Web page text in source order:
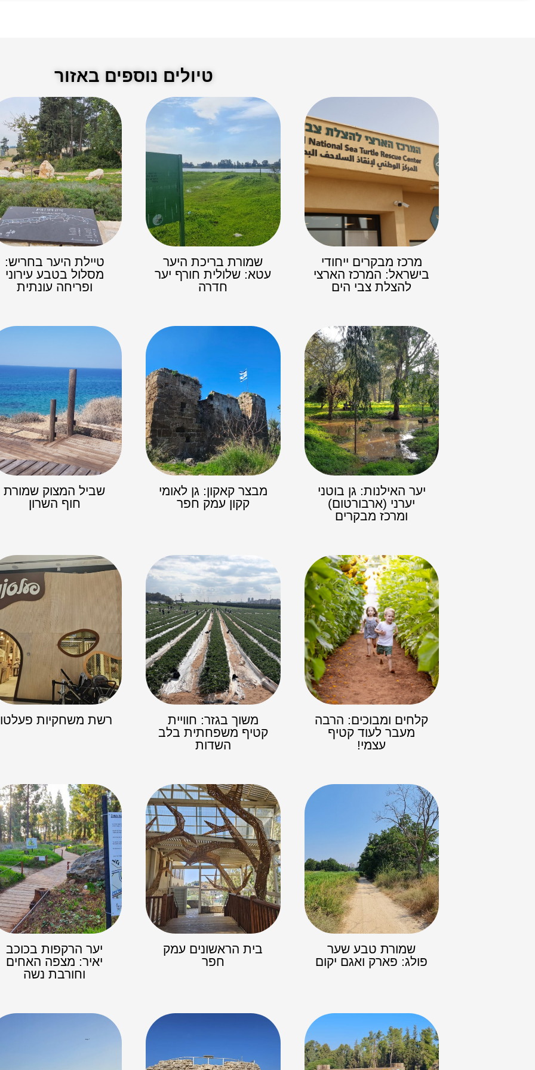
טיולים נוספים באזור
מרכז מבקרים ייחודי
בישראל: המרכז הארצי
להצלת צבי הים
שמורת בריכת היער
עטא: שלולית חורף יער
חדרה
טיילת היער בחריש:
מסלול בטבע עירוני
ופריחה עונתית
יער האילנות: גן בוטני
יערני (ארבורטום)
ומרכז מבקרים
מבצר קאקון: גן לאומי
קקון עמק חפר
שביל המצוק שמורת
חוף השרון
קלחים ומבוכים: הרבה
מעבר לעוד קטיף
עצמי!
משוך בגזר: חוויית
קטיף משפחתית בלב
השדות
רשת משחקיות
שמורת טבע שער
פולג: פארק ואגם יקום
בית הראשונים עמק
חפר
יער הרקפות בכוכב
יאיר: מצפה האחים
וחורבת נשה